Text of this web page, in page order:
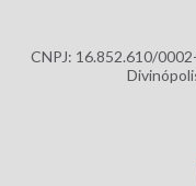
CNPJ: 16.852.610/